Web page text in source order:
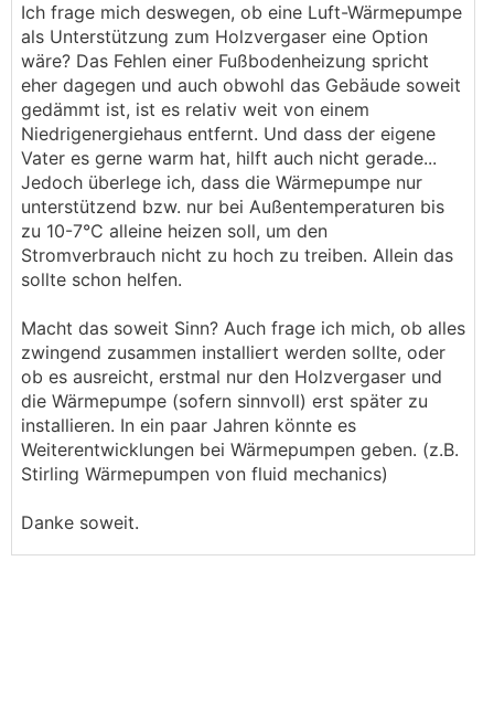
Ich frage mich deswegen, ob eine Luft-Wärmepumpe
als Unterstützung zum Holzvergaser eine Option
wäre? Das Fehlen einer Fußbodenheizung spricht
eher dagegen und auch obwohl das Gebäude soweit
gedämmt ist, ist es relativ weit von einem
Niedrigenergiehaus entfernt. Und dass der eigene
Vater es gerne warm hat, hilft auch nicht gerade...
Jedoch überlege ich, dass die Wärmepumpe nur
unterstützend bzw. nur bei Außentemperaturen bis
zu 10-7°C alleine heizen soll, um den
Stromverbrauch nicht zu hoch zu treiben. Allein das
sollte schon helfen.
Macht das soweit Sinn? Auch frage ich mich, ob alles
zwingend zusammen installiert werden sollte, oder
ob es ausreicht, erstmal nur den Holzvergaser und
die Wärmepumpe (sofern sinnvoll) erst später zu
installieren. In ein paar Jahren könnte es
Weiterentwicklungen bei Wärmepumpen geben. (z.B.
Stirling Wärmepumpen von fluid mechanics)
Danke soweit.